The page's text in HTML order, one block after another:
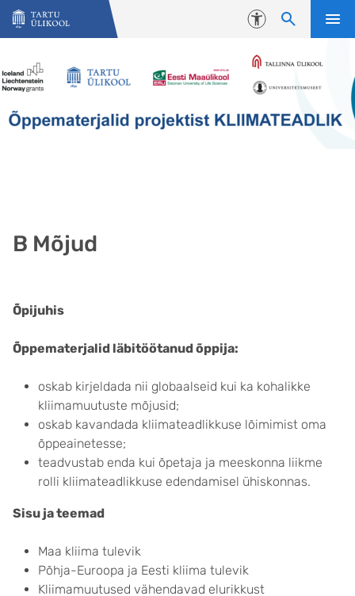
Liigu edasi põhisisu juurde
Juurdepääsetavus
B Mõjud
Õpijuhis
Õppematerjalid läbitöötanud õppija:
oskab kirjeldada nii globaalseid kui ka kohalikke
kliimamuutuste mõjusid;
oskab kavandada kliimateadlikkuse lõimimist oma
õppeainetesse;
teadvustab enda kui õpetaja ja meeskonna liikme
rolli kliimateadlikkuse edendamisel ühiskonnas.
Sisu ja teemad
Maa kliima tulevik
Põhja-Euroopa ja Eesti kliima tulevik
Kliimamuutused vähendavad elurikkust